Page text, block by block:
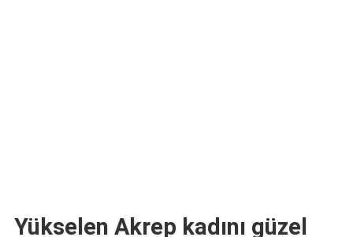
Yükselen Akrep kadını güzel